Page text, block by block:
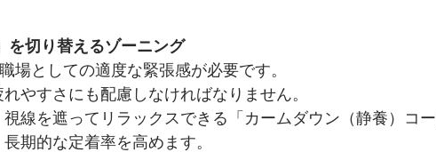
切り替えるゾーニング
場としての適度な緊張感が必要です。
やすさにも配慮しなければなりません。
線を遮ってリラックスできる「カームダウン（静養）コ
期的な定着率を高めます。